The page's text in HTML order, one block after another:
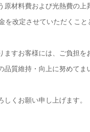
材料費および光熱費の上
改定させていただくこと
ますお客様には、ご負担
質維持・向上に努めてま
くお願い申し上げます。